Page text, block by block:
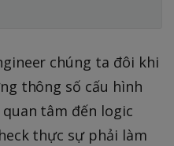
chúng ta đôi khi
thông số cấu hình
tâm đến logic
thực sự phải làm